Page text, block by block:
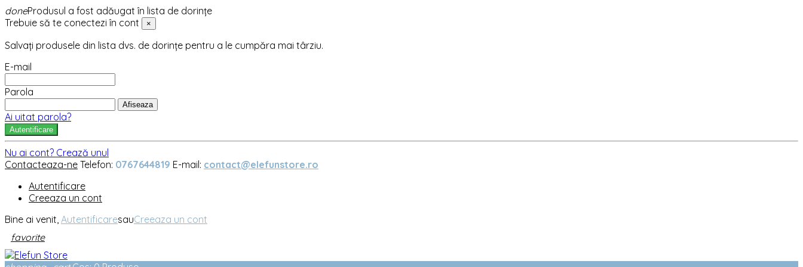
doneProdusul a fost adăugat în lista de dorințe
Trebuie să te conectezi în cont
×
Salvați produsele din lista dvs. de dorințe pentru a le cumpăra mai târziu.
E-mail
Parola
Afiseaza
Ai uitat parola?
Autentificare
Nu ai cont? Crează unul
Contacteaza-ne Telefon: 0767644819 E-mail: contact@elefunstore.ro
Autentificare
Creeaza un cont
Bine ai venit, AutentificaresauCreeaza un cont
favorite